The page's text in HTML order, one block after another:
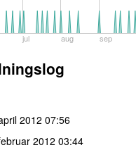
jul aug sep
2012 07:56
2012 03:44